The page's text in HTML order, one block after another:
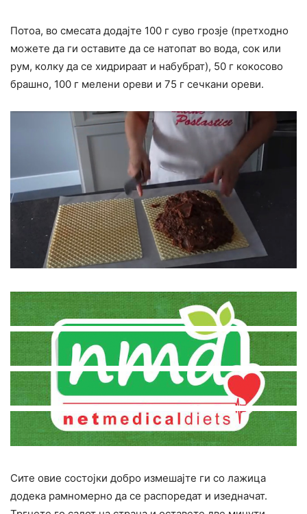
Потоа, во смесата додајте 100 г суво грозје (претходно
можете да ги оставите да се натопат во вода, сок или
рум, колку да се хидрираат и набубрат), 50 г кокосово
брашно, 100 г мелени ореви и 75 г сечкани ореви.
Сите овие состојки добро измешајте ги со лажица
додека рамномерно да се распоредат и изедначат.